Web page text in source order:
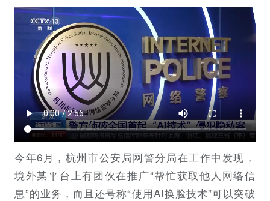
今年6月，杭州市公安局网警分局在工作中发现，
境外某平台上有团伙在推广“帮忙获取他人网络信
息”的业务，而且还号称“使用AI换脸技术”可以突破